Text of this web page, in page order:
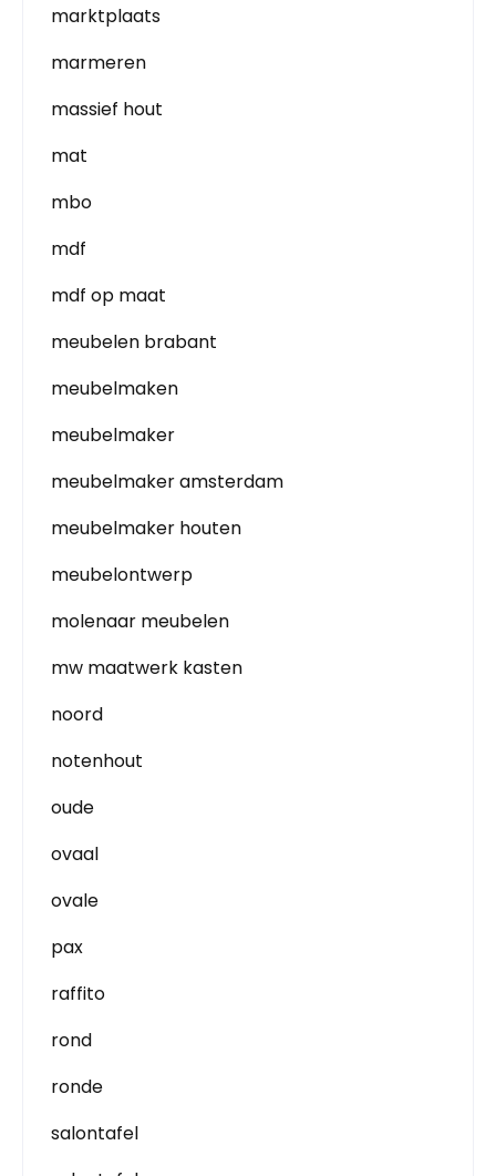
marktplaats
marmeren
massief hout
mat
mbo
mdf
mdf op maat
meubelen brabant
meubelmaken
meubelmaker
meubelmaker amsterdam
meubelmaker houten
meubelontwerp
molenaar meubelen
mw maatwerk kasten
noord
notenhout
oude
ovaal
ovale
pax
raffito
rond
ronde
salontafel